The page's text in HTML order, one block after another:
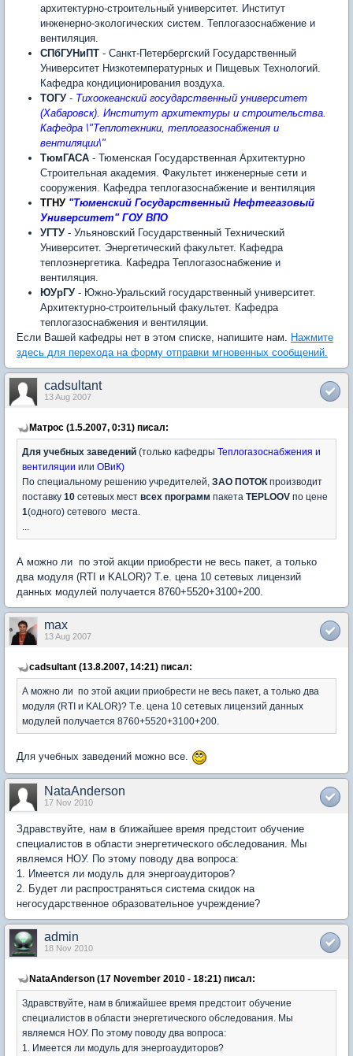
архитектурно-строительный университет. Институт
инженерно-экологических систем. Теплогазоснабжение и
вентиляция.
СПбГУНиПТ - Санкт-Петербергский Государственный
Университет Низкотемпературных и Пищевых Технологий.
Кафедра кондиционирования воздуха.
ТОГУ - Тихоокеанский государственный университет
(Хабаровск). Институт архитектуры и строительства.
Кафедра \"Теплотехники, теплогазоснабжения и
вентиляции\"
ТюмГАСА - Тюменская Государственная Архитектурно
Строительная академия. Факультет инженерные сети и
сооружения. Кафедра теплогазоснабжение и вентиляция
ТГНУ "Тюменский Государственный Нефтегазовый
Университет" ГОУ ВПО
УГТУ - Ульяновский Государственный Технический
Университет. Энергетический факультет. Кафедра
теплоэнергетика. Кафедра Теплогазоснабжение и
вентиляция.
ЮУрГУ - Южно-Уральский государственный университет.
Архитектурно-строительный факультет. Кафедра
теплогазоснабжения и вентиляции.
Если Вашей кафедры нет в этом списке, напишите нам. Нажмите
здесь для перехода на форму отправки мгновенных сообщений.
cadsultant
13 Aug 2007
Матрос (1.5.2007, 0:31) писал:
Для учебных заведений (только кафедры Теплогазоснабжения и
вентиляции или ОВиК)
По специальному решению учредителей, ЗАО ПОТОК производит
поставку 10 сетевых мест всех программ пакета TEPLOOV по цене
1(одного) сетевого места.
А можно ли по этой акции приобрести не весь пакет, а только
два модуля (RTI и KALOR)? Т.е. цена 10 сетевых лицензий
данных модулей получается 8760+5520+3100+200.
max
13 Aug 2007
cadsultant (13.8.2007, 14:21) писал:
А можно ли по этой акции приобрести не весь пакет, а только два
модуля (RTI и KALOR)? Т.е. цена 10 сетевых лицензий данных
модулей получается 8760+5520+3100+200.
Для учебных заведений можно все.
NataAnderson
17 Nov 2010
Здравствуйте, нам в ближайшее время предстоит обучение
специалистов в области энергетического обследования. Мы
являемся НОУ. По этому поводу два вопроса:
1. Имеется ли модуль для энергоаудиторов?
2. Будет ли распространяться система скидок на
негосударственное образовательное учреждение?
admin
18 Nov 2010
NataAnderson (17 November 2010 - 18:21) писал:
Здравствуйте, нам в ближайшее время предстоит обучение
специалистов в области энергетического обследования. Мы
являемся НОУ. По этому поводу два вопроса:
1. Имеется ли модуль для энергоаудиторов?